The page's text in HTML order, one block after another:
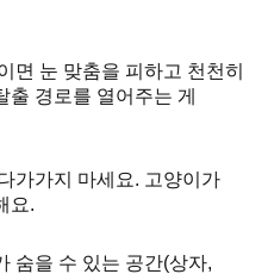
면 눈 맞춤을 피하고 천천히
출 경로를 열어주는 게
가가지 마세요. 고양이가
요.
숨을 수 있는 공간(상자,